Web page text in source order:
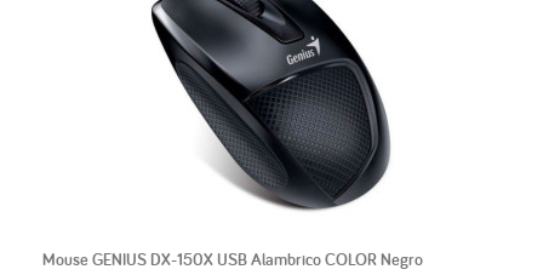
Mouse GENIUS DX-150X USB Alambrico COLOR Negro